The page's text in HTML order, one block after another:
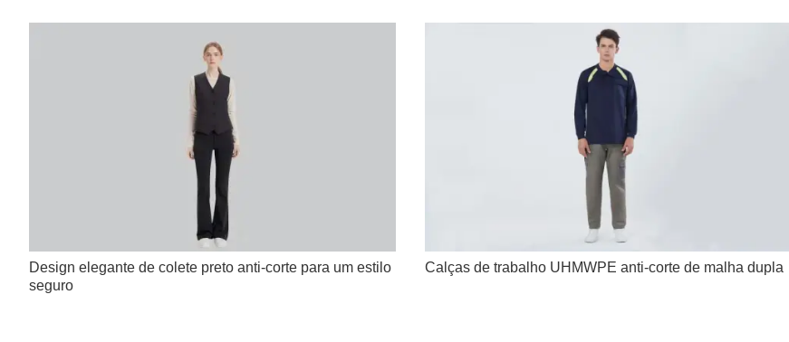
Design elegante de colete preto anti-corte para um estilo
seguro
Calças de trabalho UHMWPE anti-corte de malha dupla